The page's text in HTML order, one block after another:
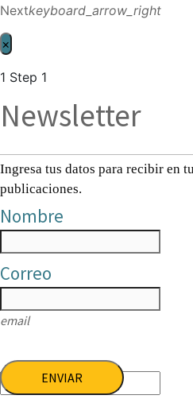
Nextkeyboard_arrow_right
×
1 Step 1
Newsletter
Ingresa tus datos para recibir en
publicaciones.
Nombre
Correo
email
ENVIAR